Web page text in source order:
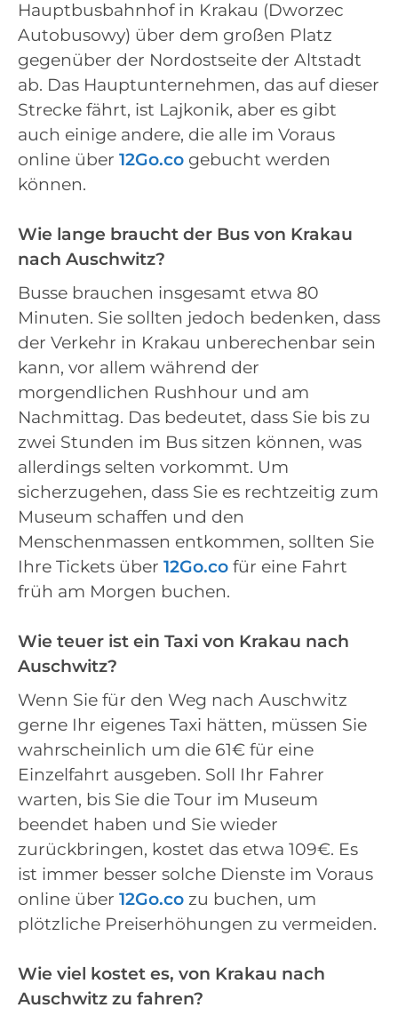
Hauptbusbahnhof in Krakau (Dworzec
Autobusowy) über dem großen Platz
gegenüber der Nordostseite der Altstadt
ab. Das Hauptunternehmen, das auf dieser
Strecke fährt, ist Lajkonik, aber es gibt
auch einige andere, die alle im Voraus
online über 12Go.co gebucht werden
können.
Wie lange braucht der Bus von Krakau
nach Auschwitz?
Busse brauchen insgesamt etwa 80
Minuten. Sie sollten jedoch bedenken, dass
der Verkehr in Krakau unberechenbar sein
kann, vor allem während der
morgendlichen Rushhour und am
Nachmittag. Das bedeutet, dass Sie bis zu
zwei Stunden im Bus sitzen können, was
allerdings selten vorkommt. Um
sicherzugehen, dass Sie es rechtzeitig zum
Museum schaffen und den
Menschenmassen entkommen, sollten Sie
Ihre Tickets über 12Go.co für eine Fahrt
früh am Morgen buchen.
Wie teuer ist ein Taxi von Krakau nach
Auschwitz?
Wenn Sie für den Weg nach Auschwitz
gerne Ihr eigenes Taxi hätten, müssen Sie
wahrscheinlich um die 61€ für eine
Einzelfahrt ausgeben. Soll Ihr Fahrer
warten, bis Sie die Tour im Museum
beendet haben und Sie wieder
zurückbringen, kostet das etwa 109€. Es
ist immer besser solche Dienste im Voraus
online über 12Go.co zu buchen, um
plötzliche Preiserhöhungen zu vermeiden.
Wie viel kostet es, von Krakau nach
Auschwitz zu fahren?